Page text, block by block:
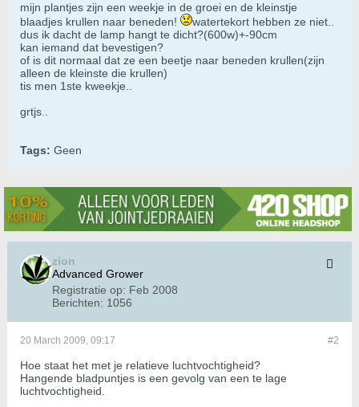
mijn plantjes zijn een weekje in de groei en de kleinstje
blaadjes krullen naar beneden!
watertekort hebben ze niet..
dus ik dacht de lamp hangt te dicht?(600w)+-90cm
kan iemand dat bevestigen?
of is dit normaal dat ze een beetje naar beneden krullen(zijn
alleen de kleinste die krullen)
tis men 1ste kweekje..
grtjs..
Tags: Geen
zion
Advanced Grower
Registratie op: Feb 2008
Berichten: 1056
#2
20 March 2009, 09:17
Hoe staat het met je relatieve luchtvochtigheid?
Hangende bladpuntjes is een gevolg van een te lage
luchtvochtigheid.